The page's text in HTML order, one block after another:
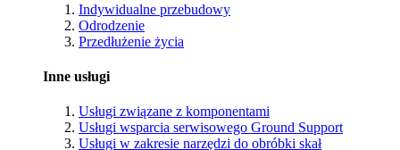
Indywidualne przebudowy
Odrodzenie
Przedłużenie życia
Inne usługi
Usługi związane z komponentami
Usługi wsparcia serwisowego Ground Support
Usługi w zakresie narzędzi do obróbki skał